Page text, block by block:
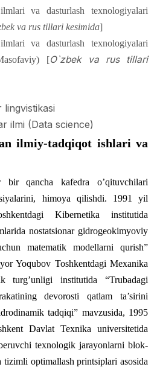
va dasturlash texnologiyalari
va rus tillari kesimida]
va dasturlash texnologiyalari
[O`zbek va rus tillari
ilmi (Data science)
ilmiy-tadqiqot ishlari va
bir qancha kafedra o’qituvchilari
himoya qilishdi. 1991 yil
Kibernetika institutida
nostatsionar gidrogeokimyoviy
matematik modellarni qurish”
Yoqubov Toshkentdagi Mexanika
turg’unligi institutida “Trubadagi
devorosti qatlam ta’sirini
tadqiqi” mavzusida, 1995
Davlat Texnika universitetida
texnologik jarayonlarni blok-
optimallash printsiplari asosida